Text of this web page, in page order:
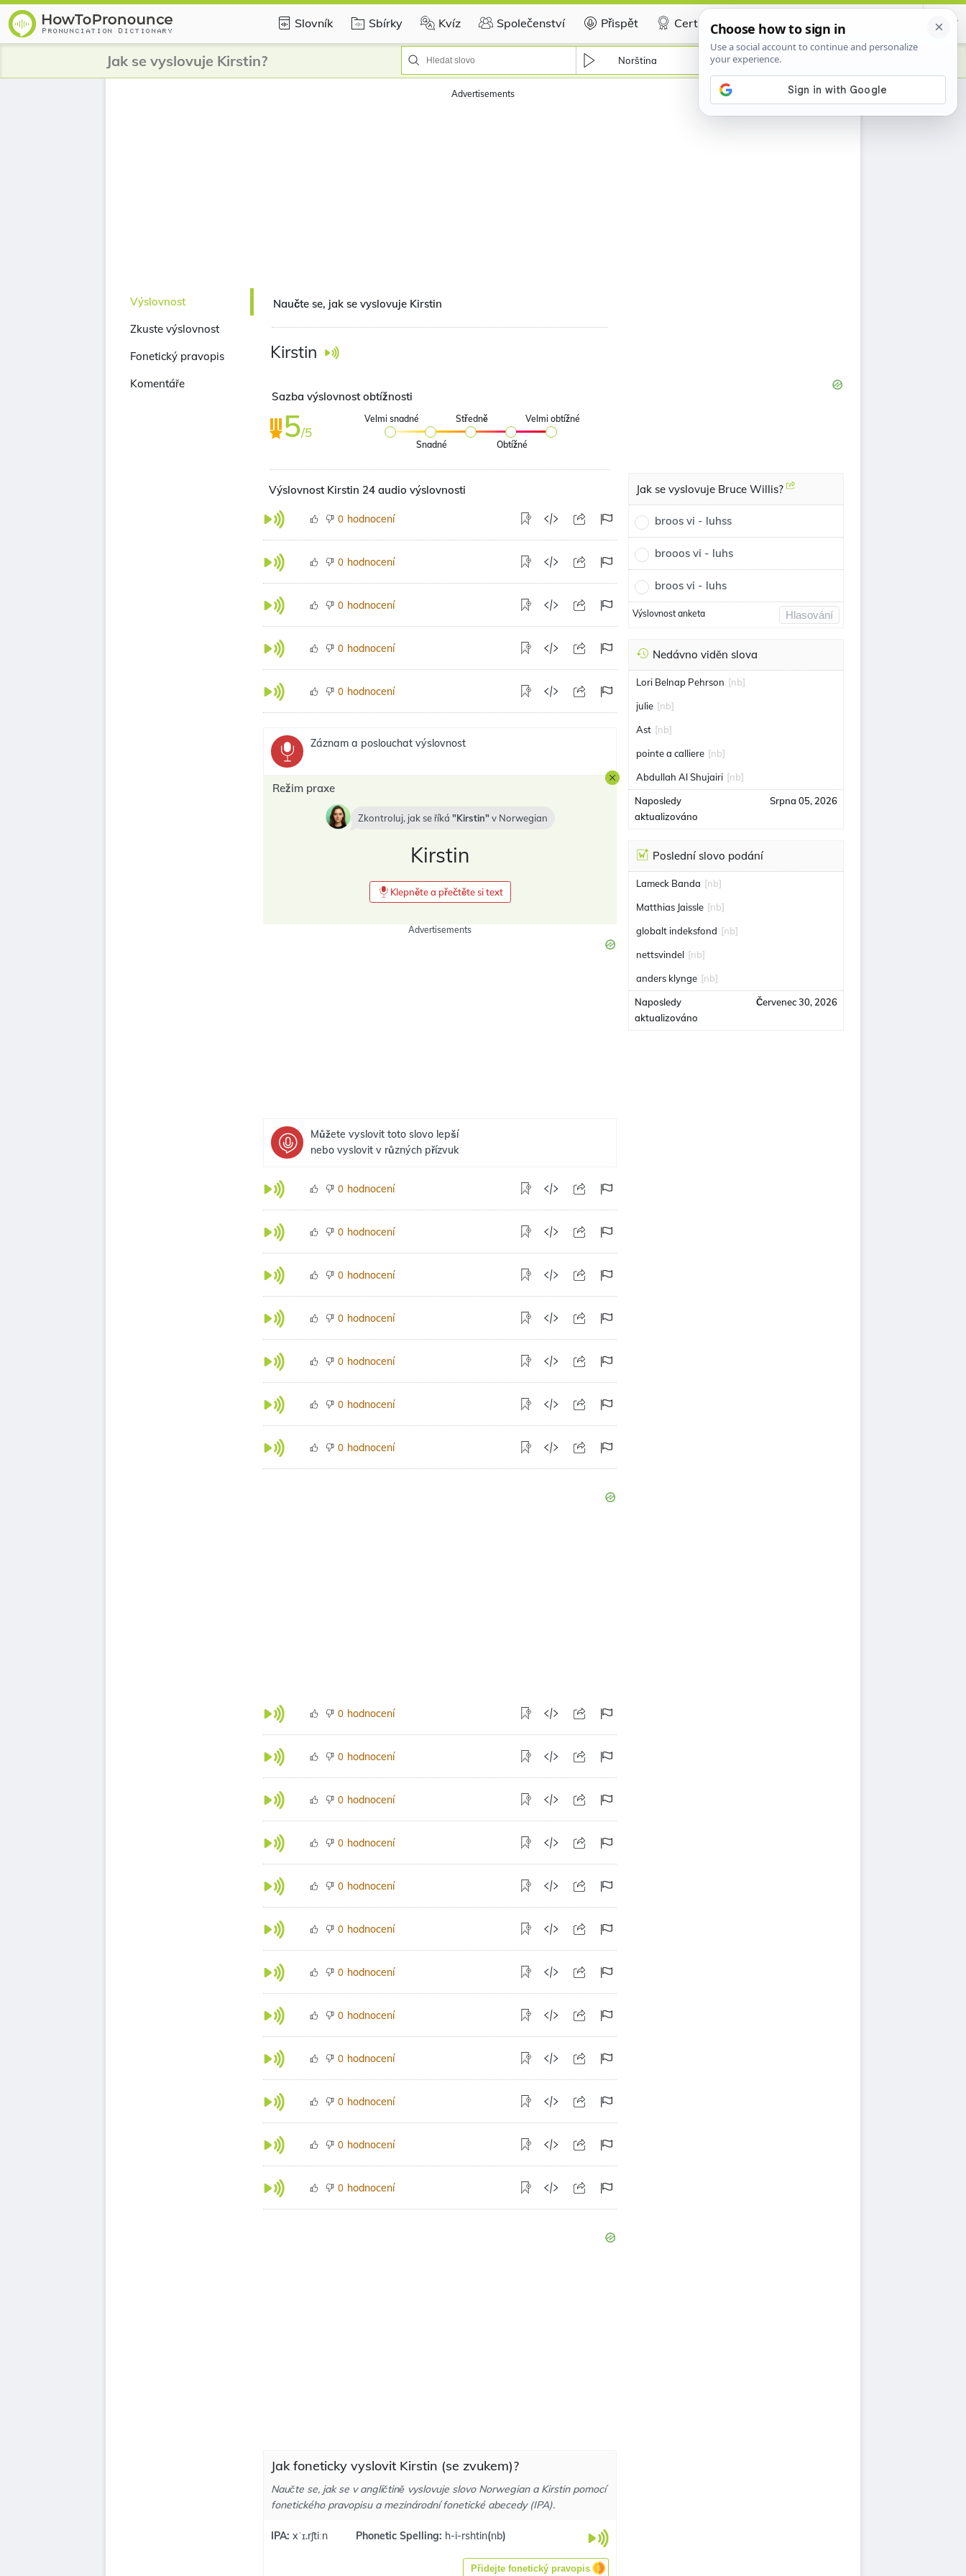
Slovník Sbírky Kvíz Společenství Přispět Certificate
Jak se vyslovuje Kirstin? Norština
Advertisements
Výslovnost
Zkuste výslovnost
Fonetický pravopis
Komentáře
Naučte se, jak se vyslovuje Kirstin
Kirstin
Sazba výslovnost obtížnosti
5/5
Velmi snadné
Snadné
Středně
Obtížné
Velmi obtížné
Výslovnost Kirstin 24 audio výslovnosti
0 hodnocení
0 hodnocení
0 hodnocení
0 hodnocení
0 hodnocení
Záznam a poslouchat výslovnost
Režim praxe
Zkontroluj, jak se říká Kirstin v Norwegian
Kirstin
Klepněte a přečtěte si text
Advertisements
Můžete vyslovit toto slovo lepší
nebo vyslovit v různých přízvuk
0 hodnocení
0 hodnocení
0 hodnocení
0 hodnocení
0 hodnocení
0 hodnocení
0 hodnocení
0 hodnocení
0 hodnocení
0 hodnocení
0 hodnocení
0 hodnocení
0 hodnocení
0 hodnocení
0 hodnocení
0 hodnocení
0 hodnocení
0 hodnocení
0 hodnocení
Jak foneticky vyslovit Kirstin (se zvukem)?
Naučte se, jak se v angličtině vyslovuje slovo Norwegian a Kirstin pomocí
fonetického pravopisu a mezinárodní fonetické abecedy (IPA).
IPA: xˈɪ.rʃtiːn Phonetic Spelling: h-i-rshtin(nb)
Přidejte fonetický pravopis
Jak se vyslovuje Bruce Willis?
broos vi - luhss
brooos vi - luhs
broos vi - luhs
Výslovnost anketa Hlasování
Nedávno viděn slova
Lori Belnap Pehrson [nb]
julie [nb]
Ast [nb]
pointe a calliere [nb]
Abdullah Al Shujairi [nb]
Naposledy
aktualizováno
Srpna 05, 2026
Poslední slovo podání
Lameck Banda [nb]
Matthias Jaissle [nb]
globalt indeksfond [nb]
nettsvindel [nb]
anders klynge [nb]
Naposledy
aktualizováno
Červenec 30, 2026